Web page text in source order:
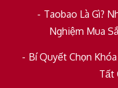
Taobao Là Gì?
Nghiệm Mua
Bí Quyết Chọn
Tất